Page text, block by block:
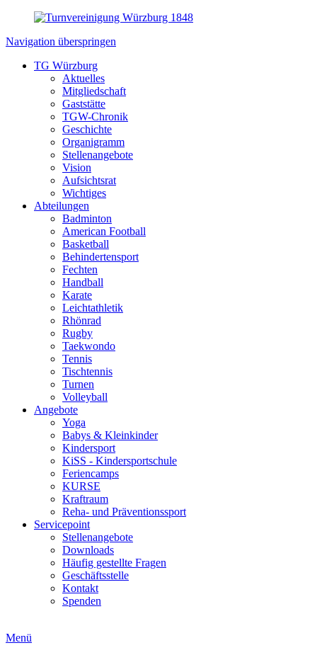
Navigation überspringen
TG Würzburg
Aktuelles
Mitgliedschaft
Gaststätte
TGW-Chronik
Geschichte
Organigramm
Stellenangebote
Vision
Aufsichtsrat
Wichtiges
Abteilungen
Badminton
American Football
Basketball
Behindertensport
Fechten
Handball
Karate
Leichtathletik
Rhönrad
Rugby
Taekwondo
Tennis
Tischtennis
Turnen
Volleyball
Angebote
Yoga
Babys & Kleinkinder
Kindersport
KiSS - Kindersportschule
Feriencamps
KURSE
Kraftraum
Reha- und Präventionssport
Servicepoint
Stellenangebote
Downloads
Häufig gestellte Fragen
Geschäftsstelle
Kontakt
Spenden
Menü